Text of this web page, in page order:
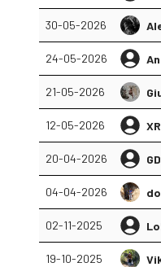
30-05-2026
24-05-2026
21-05-2026
12-05-2026
20-04-2026
04-04-2026
02-11-2025
19-10-2025